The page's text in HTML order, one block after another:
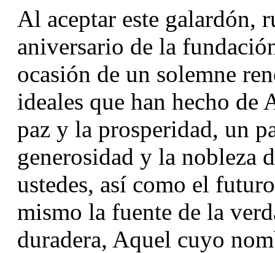
Al aceptar este galardón,
aniversario de la
ocasión de un solemne
ideales que han hecho de
paz y la prosperidad, un
generosidad y la nobleza
ustedes, así como el
mismo la fuente de la
duradera, Aquel cuyo